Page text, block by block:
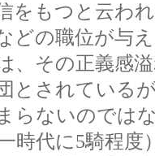
をもつと云わ
どの職位が与
、その正義感
とされている
らないのでは
時代に5騎程